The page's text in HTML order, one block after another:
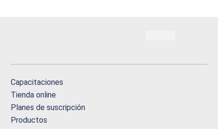
Capacitaciones
Tienda online
Planes de suscripción
Productos